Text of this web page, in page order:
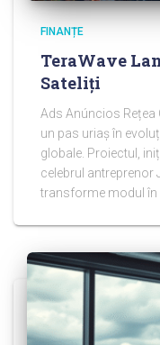
FINANȚE
TeraWave
Sateliți
Ads Anúncios Rețea
un pas uriaș în
globale. Proiectul,
celebrul antreprenor
transforme modul în